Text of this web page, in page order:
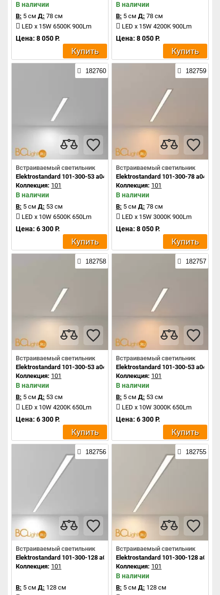
В наличии
В: 5 см Д: 78 см
LED x 15W 6500K 900Lm
Цена: 8 050 Р.
Купить
В наличии
В: 5 см Д: 78 см
LED x 15W 4200K 900Lm
Цена: 8 050 Р.
Купить
182760
Встраиваемый светильник
Elektrostandard 101-300-53 a041464
Коллекция: 101
В наличии
В: 5 см Д: 53 см
LED x 10W 6500K 650Lm
Цена: 6 300 Р.
Купить
182759
Встраиваемый светильник
Elektrostandard 101-300-78 a041465
Коллекция: 101
В наличии
В: 5 см Д: 78 см
LED x 15W 3000K 900Lm
Цена: 8 050 Р.
Купить
182758
Встраиваемый светильник
Elektrostandard 101-300-53 a041463
Коллекция: 101
В наличии
В: 5 см Д: 53 см
LED x 10W 4200K 650Lm
Цена: 6 300 Р.
Купить
182757
Встраиваемый светильник
Elektrostandard 101-300-53 a041462
Коллекция: 101
В наличии
В: 5 см Д: 53 см
LED x 10W 3000K 650Lm
Цена: 6 300 Р.
Купить
182756
Встраиваемый светильник
Elektrostandard 101-300-128 a041461
Коллекция: 101
В: 5 см Д: 128 см
182755
Встраиваемый светильник
Elektrostandard 101-300-128
Коллекция: 101
В наличии
В: 5 см Д: 128 см